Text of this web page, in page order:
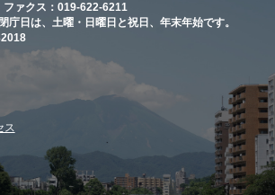
ァクス：019-622-6211
庁日は、土曜・日曜日と祝日、年末年始です。
ス